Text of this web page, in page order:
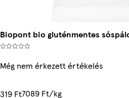
Biopont bio gluténmentes
Még nem érkezett értékelés
319 Ft7089 Ft/kg